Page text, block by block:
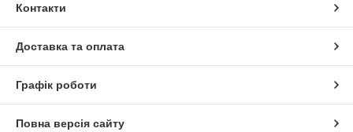
Контакти
Доставка та оплата
Графік роботи
Повна версія сайту